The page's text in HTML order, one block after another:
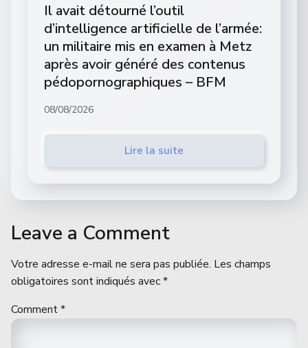
Il avait détourné l’outil
d’intelligence artificielle de l’armée:
un militaire mis en examen à Metz
après avoir généré des contenus
pédopornographiques – BFM
08/08/2026
Lire la suite
Leave a Comment
Votre adresse e-mail ne sera pas publiée. Les champs
obligatoires sont indiqués avec*
Comment*